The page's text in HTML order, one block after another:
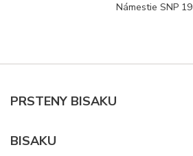
Námestie SNP 19
PRSTENY BISAKU
BISAKU